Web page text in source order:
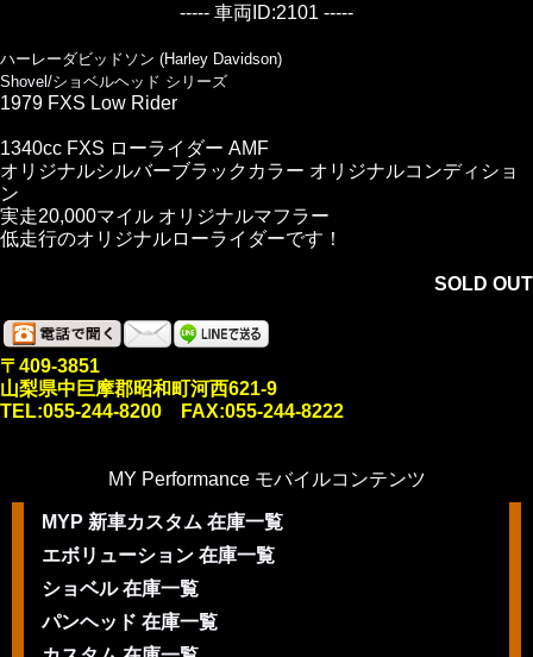
----- 車両ID:2101 -----
ハーレーダビッドソン (Harley Davidson)
Shovel/ショベルヘッド シリーズ
1979 FXS Low Rider
1340cc FXS ローライダー AMF
オリジナルシルバーブラックカラー オリジナルコンディショ
ン
実走20,000マイル オリジナルマフラー
低走行のオリジナルローライダーです！
SOLD OUT
〒409-3851
山梨県中巨摩郡昭和町河西621-9
TEL:055-244-8200 FAX:055-244-8222
MY Performance モバイルコンテンツ
MYP 新車カスタム 在庫一覧
エボリューション 在庫一覧
ショベル 在庫一覧
パンヘッド 在庫一覧